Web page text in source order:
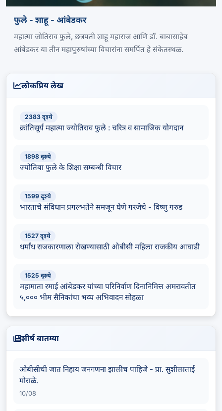
फुले - शाहू - आंबेडकर
महात्मा जोतिराव फुले, छत्रपती शाहू महाराज आणि डॉ. बाबासाहेब
आंबेडकर या तीन महापुरुषांच्या विचारांना समर्पित हे संकेतस्थळ.
लोकप्रिय लेख
2383 दृश्ये
क्रांतिसूर्य महात्मा ज्योतिराव फुले : चरित्र व सामाजिक योगदान
1898 दृश्ये
ज्योतिबा फुले के शिक्षा सम्बन्धी विचार
1599 दृश्ये
भारताचे संविधान प्रगल्भतेने समजून घेणे गरजेचे - विष्णु गरुड
1527 दृश्ये
धर्मांध राजकारणाला रोखण्यासाठी ओबीसी महिला राजकीय आघाडी
1525 दृश्ये
महामाता रमाई आंबेडकर यांच्या परिनिर्वाण दिनानिमित्त अमरावतीत
५,००० भीम सैनिकांचा भव्य अभिवादन सोहळा
शीर्ष बातम्या
ओबीसीची जात निहाय जनगणना झालीच पाहिजे - प्रा. सुशीलाताई
मोराळे.
10/08